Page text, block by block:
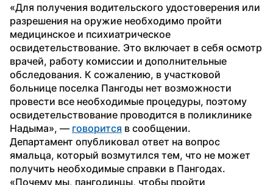
«Для получения водительского удостоверения или
разрешения на оружие необходимо пройти
медицинское и психиатрическое
освидетельствование. Это включает в себя осмотр
врачей, работу комиссии и дополнительные
обследования. К сожалению, в участковой
больнице поселка Пангоды нет возможности
провести все необходимые процедуры, поэтому
освидетельствование проводится в поликлинике
Надыма», — говорится в сообщении.
Департамент опубликовал ответ на вопрос
ямальца, который возмутился тем, что не может
получить необходимые справки в Пангодах.
«Почему мы, пангодинцы, чтобы пройти